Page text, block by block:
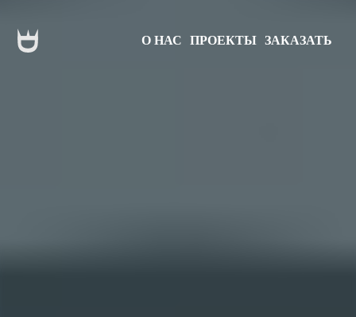
О НАС ПРОЕКТЫ ЗАКАЗАТЬ